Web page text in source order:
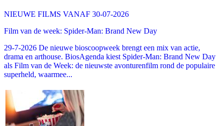
NIEUWE FILMS VANAF 30-07-2026
Film van de week: Spider-Man: Brand New Day
29-7-2026 De nieuwe bioscoopweek brengt een mix van actie,
drama en arthouse. BiosAgenda kiest Spider-Man: Brand New Day
als Film van de Week: de nieuwste avonturenfilm rond de populaire
superheld, waarmee...